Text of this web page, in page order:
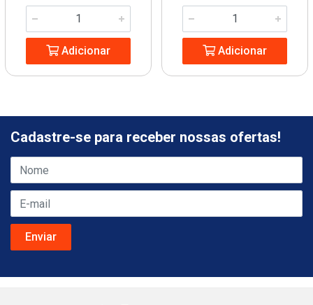
Adicionar Adicionar
Cadastre-se para receber nossas ofertas!